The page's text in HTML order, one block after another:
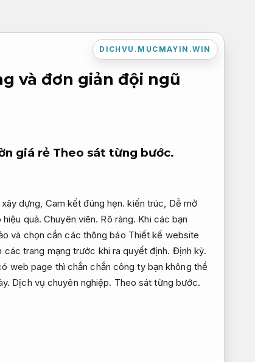
DICHVU.MUCMAYIN.WIN
và đơn giản đội ngũ
giá rẻ Theo sát từng bước.
dựng, Cam kết đúng hẹn. kiến trúc, Dễ mở
hiệu quả.Chuyên viên. Rõ ràng. Khi các bạn
và chọn cần các thông báo Thiết kế website
các trang mạng trước khi ra quyết định. Định kỳ.
web page thì chắn chắn công ty bạn không thể
Dịch vụ chuyên nghiệp. Theo sát từng bước.